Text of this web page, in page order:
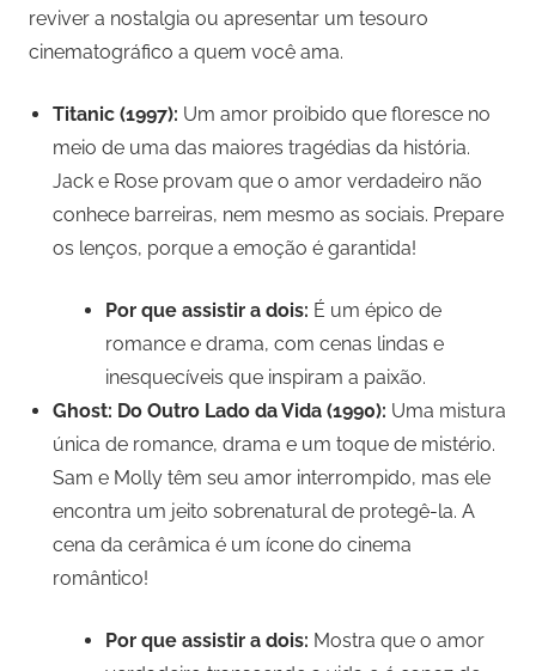
reviver a nostalgia ou apresentar um tesouro
cinematográfico a quem você ama.
Titanic (1997): Um amor proibido que floresce no
meio de uma das maiores tragédias da história.
Jack e Rose provam que o amor verdadeiro não
conhece barreiras, nem mesmo as sociais. Prepare
os lenços, porque a emoção é garantida!
Por que assistir a dois: É um épico de
romance e drama, com cenas lindas e
inesquecíveis que inspiram a paixão.
Ghost: Do Outro Lado da Vida (1990): Uma mistura
única de romance, drama e um toque de mistério.
Sam e Molly têm seu amor interrompido, mas ele
encontra um jeito sobrenatural de protegê-la. A
cena da cerâmica é um ícone do cinema
romântico!
Por que assistir a dois: Mostra que o amor